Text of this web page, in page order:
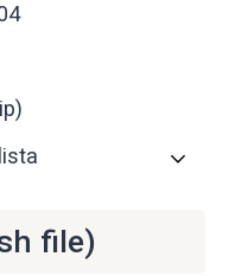
file)